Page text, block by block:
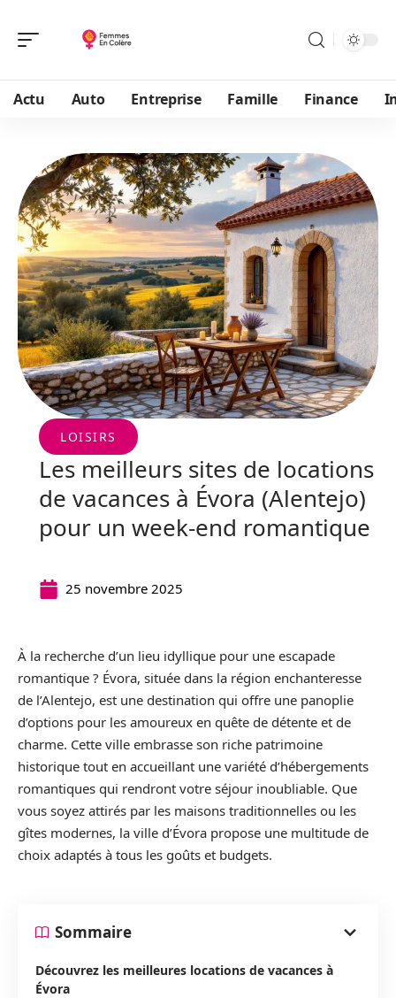
Actu Auto Entreprise Famille Finance
LOISIRS
Les meilleurs sites de locations
de vacances à Évora (Alentejo)
pour un week-end romantique
25 novembre 2025
À la recherche d’un lieu idyllique pour une escapade
romantique ? Évora, située dans la région enchanteresse
de l’Alentejo, est une destination qui offre une panoplie
d’options pour les amoureux en quête de détente et de
charme. Cette ville embrasse son riche patrimoine
historique tout en accueillant une variété d’hébergements
romantiques qui rendront votre séjour inoubliable. Que
vous soyez attirés par les maisons traditionnelles ou les
gîtes modernes, la ville d’Évora propose une multitude de
choix adaptés à tous les goûts et budgets.
Sommaire
Découvrez les meilleures locations de vacances à
Évora